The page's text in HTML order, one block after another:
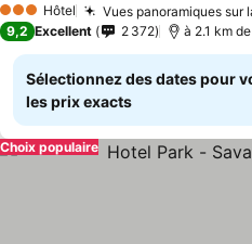
3 ÉtoilesHôtel Vues panoramiques sur
9,2 Excellent 2 372 à 2.1 km
Sélectionnez des dates pour
les prix exacts
Choix populaire